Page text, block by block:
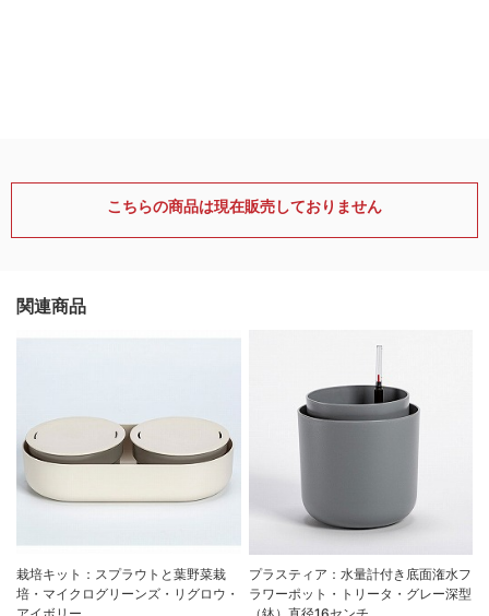
こちらの商品は現在販売しておりません
関連商品
栽培キット：スプラウトと葉野菜栽
培・マイクログリーンズ・リグロウ・
プラスティア：水量計付き底面潅水フ
ラワーポット・トリータ・グレー深型